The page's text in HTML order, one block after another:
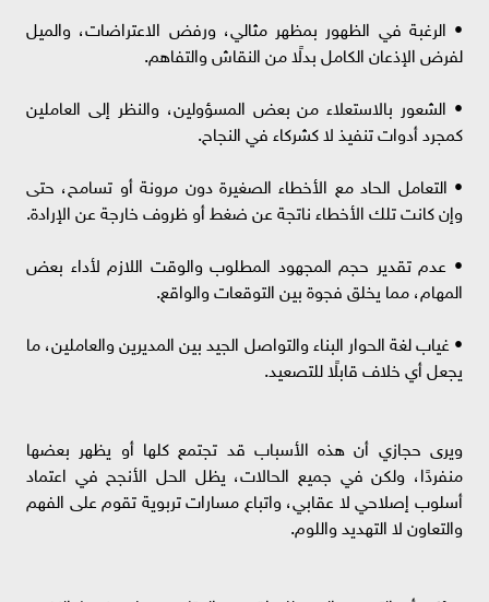
• الرغبة في الظهور بمظهر مثالي، ورفض الاعتراضات، والميل
لفرض الإذعان الكامل بدلًا من النقاش والتفاهم.
• الشعور بالاستعلاء من بعض المسؤولين، والنظر إلى العاملين
كمجرد أدوات تنفيذ لا كشركاء في النجاح.
• التعامل الحاد مع الأخطاء الصغيرة دون مرونة أو تسامح، حتى
وإن كانت تلك الأخطاء ناتجة عن ضغط أو ظروف خارجة عن الإرادة.
• عدم تقدير حجم المجهود المطلوب والوقت اللازم لأداء بعض
المهام، مما يخلق فجوة بين التوقعات والواقع.
• غياب لغة الحوار البناء والتواصل الجيد بين المديرين والعاملين، ما
يجعل أي خلاف قابلًا للتصعيد.
ويرى حجازي أن هذه الأسباب قد تجتمع كلها أو يظهر بعضها
منفردًا، ولكن في جميع الحالات، يظل الحل الأنجح في اعتماد
أسلوب إصلاحي لا عقابي، واتباع مسارات تربوية تقوم على الفهم
والتعاون لا التهديد واللوم.